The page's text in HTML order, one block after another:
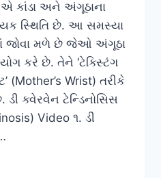
એ કાંડા અને અંગૂઠાના
સ્થિતિ છે. આ સમસ્યા
જોવા મળે છે જેઓ અંગૂઠા
કરે છે. તેને ‘ટેક્સ્ટિંગ
(Mother’s Wrist) તરીકે
ક્વેરવેન ટેન્ડિનોસિસ
Video ૧. ડી